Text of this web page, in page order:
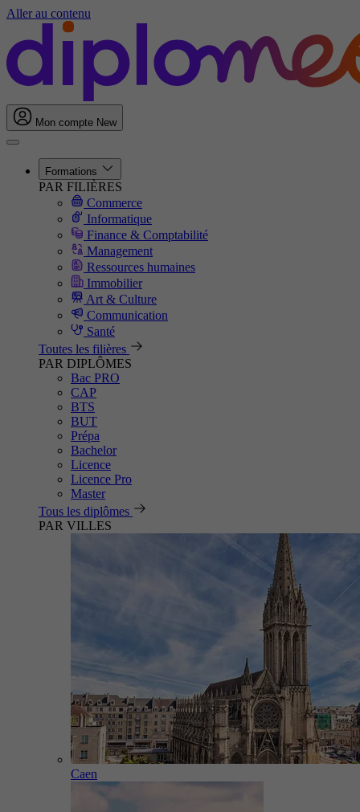
Aller au contenu
Mon compte New
Formations
PAR FILIÈRES
Commerce
Informatique
Finance & Comptabilité
Management
Ressources humaines
Immobilier
Art & Culture
Communication
Santé
Toutes les filières
PAR DIPLÔMES
Bac PRO
CAP
BTS
BUT
Prépa
Bachelor
Licence
Licence Pro
Master
Tous les diplômes
PAR VILLES
Caen